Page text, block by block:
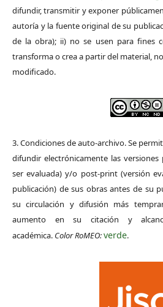
difundir, transmitir y exponer
autoría y la fuente original de su
de la obra); ii) no se usen para fines
transforma o crea a partir del material,
modificado.
3. Condiciones de auto-archivo. Se
difundir electrónicamente las
ser evaluada) y/o post-print (versión
publicación) de sus obras antes de su
su circulación y difusión más
aumento en su citación y
académica. Color RoMEO:verde.